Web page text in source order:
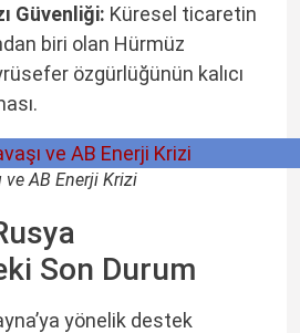
Güvenliği: Küresel ticaretin
biri olan Hürmüz
özgürlüğünün kalıcı
ve AB Enerji Krizi
Son Durum
yönelik destek